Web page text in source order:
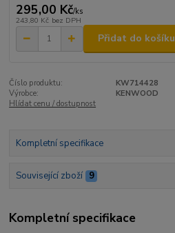
295,00 Kč/ks
243,80 Kč bez DPH
Přidat do košíku
Číslo produktu:
KW714428
Výrobce:
KENWOOD
Hlídat cenu / dostupnost
Kompletní specifikace
Související zboží 9
Kompletní specifikace